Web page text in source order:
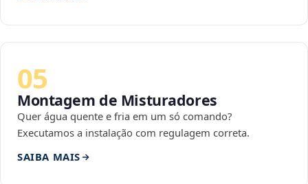
05
Montagem de Misturadores
Quer água quente e fria em um só comando?
Executamos a instalação com regulagem correta.
SAIBA MAIS